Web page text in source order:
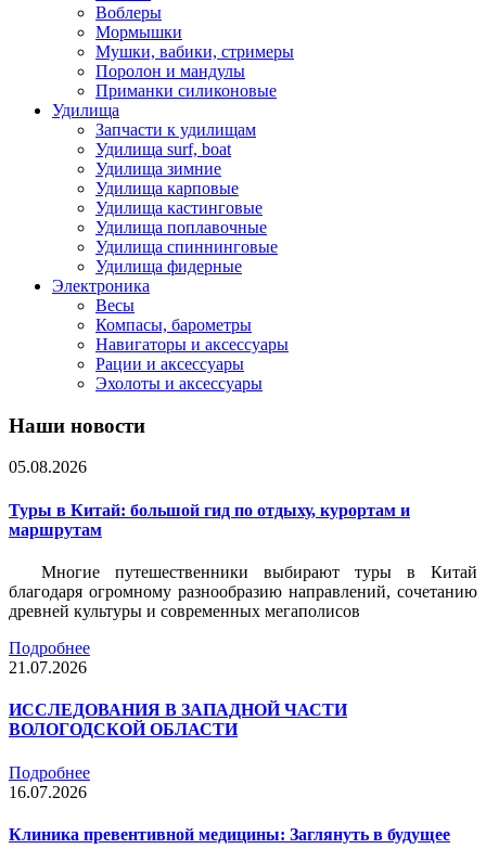
Воблеры
Мормышки
Мушки, вабики, стримеры
Поролон и мандулы
Приманки силиконовые
Удилища
Запчасти к удилищам
Удилища surf, boat
Удилища зимние
Удилища карповые
Удилища кастинговые
Удилища поплавочные
Удилища спиннинговые
Удилища фидерные
Электроника
Весы
Компасы, барометры
Навигаторы и аксессуары
Рации и аксессуары
Эхолоты и аксессуары
Наши новости
05.08.2026
Туры в Китай: большой гид по отдыху, курортам и
маршрутам
Многие путешественники выбирают туры в Китай
благодаря огромному разнообразию направлений, сочетанию
древней культуры и современных мегаполисов
Подробнее
21.07.2026
ИССЛЕДОВАНИЯ В ЗАПАДНОЙ ЧАСТИ
ВОЛОГОДСКОЙ ОБЛАСТИ
Подробнее
16.07.2026
Клиника превентивной медицины: Заглянуть в будущее